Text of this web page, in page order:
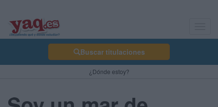
Buscar titulaciones
¿Dónde estoy?